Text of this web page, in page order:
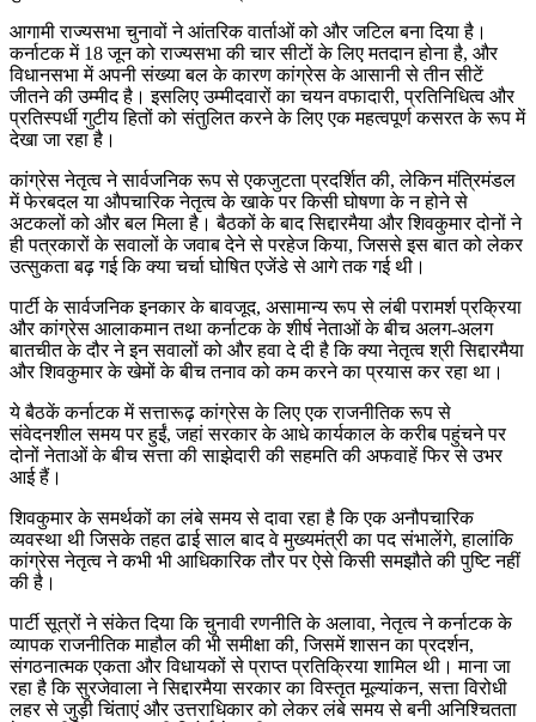
आगामी राज्यसभा चुनावों ने आंतरिक वार्ताओं को और जटिल बना दिया है।
कर्नाटक में 18 जून को राज्यसभा की चार सीटों के लिए मतदान होना है, और
विधानसभा में अपनी संख्या बल के कारण कांग्रेस के आसानी से तीन सीटें
जीतने की उम्मीद है। इसलिए उम्मीदवारों का चयन वफादारी, प्रतिनिधित्व और
प्रतिस्पर्धी गुटीय हितों को संतुलित करने के लिए एक महत्वपूर्ण कसरत के रूप में
देखा जा रहा है।
कांग्रेस नेतृत्व ने सार्वजनिक रूप से एकजुटता प्रदर्शित की, लेकिन मंत्रिमंडल
में फेरबदल या औपचारिक नेतृत्व के खाके पर किसी घोषणा के न होने से
अटकलों को और बल मिला है। बैठकों के बाद सिद्दारमैया और शिवकुमार दोनों ने
ही पत्रकारों के सवालों के जवाब देने से परहेज किया, जिससे इस बात को लेकर
उत्सुकता बढ़ गई कि क्या चर्चा घोषित एजेंडे से आगे तक गई थी।
पार्टी के सार्वजनिक इनकार के बावजूद, असामान्य रूप से लंबी परामर्श प्रक्रिया
और कांग्रेस आलाकमान तथा कर्नाटक के शीर्ष नेताओं के बीच अलग-अलग
बातचीत के दौर ने इन सवालों को और हवा दे दी है कि क्या नेतृत्व श्री सिद्दारमैया
और शिवकुमार के खेमों के बीच तनाव को कम करने का प्रयास कर रहा था।
ये बैठकें कर्नाटक में सत्तारूढ़ कांग्रेस के लिए एक राजनीतिक रूप से
संवेदनशील समय पर हुईं, जहां सरकार के आधे कार्यकाल के करीब पहुंचने पर
दोनों नेताओं के बीच सत्ता की साझेदारी की सहमति की अफवाहें फिर से उभर
आई हैं।
शिवकुमार के समर्थकों का लंबे समय से दावा रहा है कि एक अनौपचारिक
व्यवस्था थी जिसके तहत ढाई साल बाद वे मुख्यमंत्री का पद संभालेंगे, हालांकि
कांग्रेस नेतृत्व ने कभी भी आधिकारिक तौर पर ऐसे किसी समझौते की पुष्टि नहीं
की है।
पार्टी सूत्रों ने संकेत दिया कि चुनावी रणनीति के अलावा, नेतृत्व ने कर्नाटक के
व्यापक राजनीतिक माहौल की भी समीक्षा की, जिसमें शासन का प्रदर्शन,
संगठनात्मक एकता और विधायकों से प्राप्त प्रतिक्रिया शामिल थी। माना जा
रहा है कि सुरजेवाला ने सिद्दारमैया सरकार का विस्तृत मूल्यांकन, सत्ता विरोधी
लहर से जुड़ी चिंताएं और उत्तराधिकार को लेकर लंबे समय से बनी अनिश्चितता